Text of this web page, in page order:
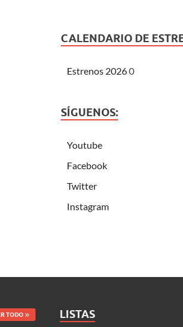
CALENDARIO DE
Estrenos 20260
SÍGUENOS:
Youtube
Facebook
Twitter
Instagram
TODO LISTAS